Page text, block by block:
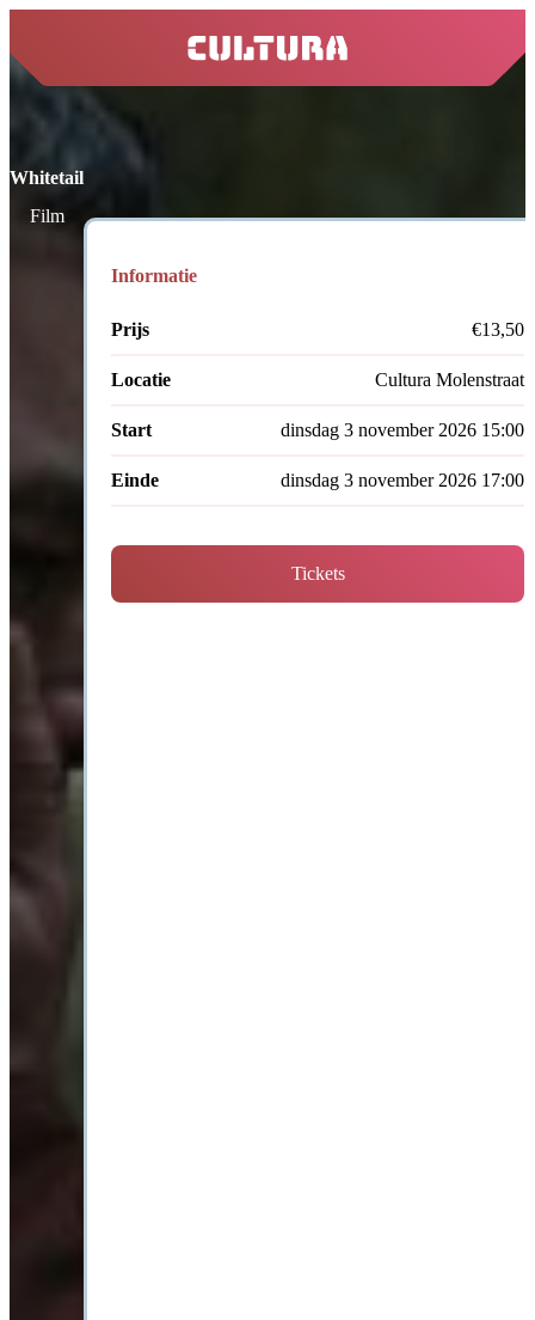
home
Whitetail
Film
Informatie
Prijs €13,50
Locatie Cultura Molenstraat
Start dinsdag 3 november 2026 15:00
Einde dinsdag 3 november 2026 17:00
Tickets